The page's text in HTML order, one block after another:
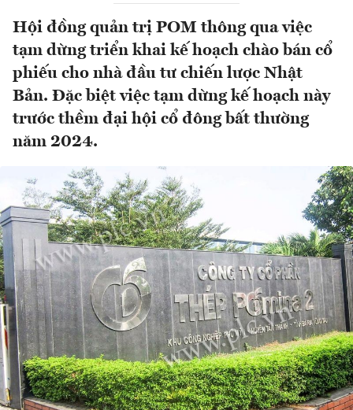
Hội đồng quản trị POM thông qua việc
tạm dừng triển khai kế hoạch chào bán cổ
phiếu cho nhà đầu tư chiến lược Nhật
Bản. Đặc biệt việc tạm dừng kế hoạch này
trước thềm đại hội cổ đông bất thường
năm 2024.